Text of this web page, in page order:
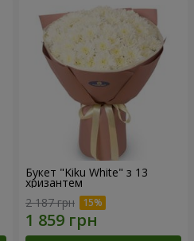
Букет "Kiku White" з 13
хризантем
2 187 грн